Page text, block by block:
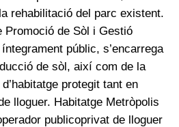
rehabilitació del parc existent.
Promoció de Sòl i Gestió
públic, s’encarrega
de sòl, així com de la
protegit tant en
lloguer. Habitatge Metròpolis
publicoprivat de lloguer